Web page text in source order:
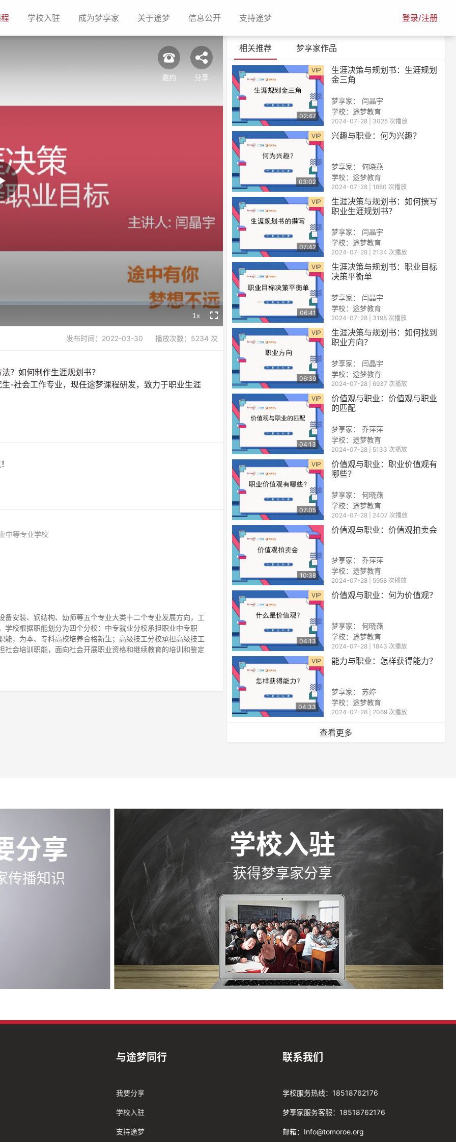
(current)学校入驻(current)成为梦享家(current)关于途梦(current)信息公开(current)支持途梦(current) 登录/注册
Playback
Rate
1x Fullscreen
邀约 分享
发布时间：2022-03-30 播放次数：5234 次
？如何制作生涯规划书？
-社会工作专业，现任途梦课程研发，致力于职业生涯
中等专业学校
安装、钢结构、幼师等五个专业大类十二个专业发展方向，工
校根据职能划分为四个分校：中专就业分校承担职业中专职
，为本、专科高校培养合格新生；高级技工分校承担高级技工
会培训职能，面向社会开展职业资格和继续教育的培训和鉴定
相关推荐 梦享家作品
VIP
02:47
生涯决策与规划书：生涯规划
金三角
梦享家： 闫晶宇
学校：途梦教育
2024-07-28 | 3025 次播放
VIP
03:02
兴趣与职业：何为兴趣？
梦享家： 何晓燕
学校：途梦教育
2024-07-28 | 1880 次播放
VIP
07:42
生涯决策与规划书：如何撰写
职业生涯规划书？
梦享家： 闫晶宇
学校：途梦教育
2024-07-28 | 2134 次播放
VIP
06:41
生涯决策与规划书：职业目标
决策平衡单
梦享家： 闫晶宇
学校：途梦教育
2024-07-28 | 3198 次播放
VIP
06:39
生涯决策与规划书：如何找到
职业方向？
梦享家： 闫晶宇
学校：途梦教育
2024-07-28 | 6937 次播放
VIP
04:13
价值观与职业：价值观与职业
的匹配
梦享家： 乔萍萍
学校：途梦教育
2024-07-28 | 5133 次播放
VIP
07:05
价值观与职业：职业价值观有
哪些？
梦享家： 何晓燕
学校：途梦教育
2024-07-28 | 2407 次播放
10:38
价值观与职业：价值观拍卖会
梦享家： 乔萍萍
学校：途梦教育
2024-07-28 | 5958 次播放
VIP
04:13
价值观与职业：何为价值观？
梦享家： 何晓燕
学校：途梦教育
2024-07-28 | 1843 次播放
VIP
04:33
能力与职业：怎样获得能力？
梦享家： 苏婷
学校：途梦教育
2024-07-28 | 2069 次播放
查看更多
分享
传播知识
学校入驻
获得梦享家分享
与途梦同行
我要分享
学校入驻
支持途梦
联系我们
学校服务热线：18518762176
梦享家服务客服：18518762176
邮箱：Info@tomoroe.org